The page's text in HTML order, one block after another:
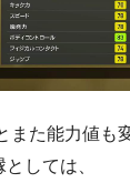
た能力値も
しては、